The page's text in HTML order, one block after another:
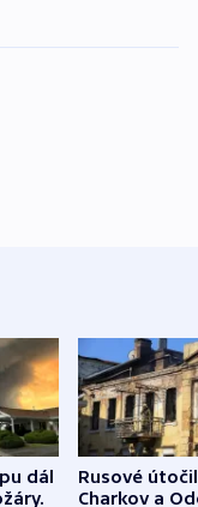
dál
Rusové
Charkov a